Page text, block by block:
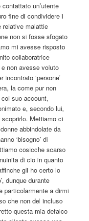
un’utente
fine di condividere i
relative malattie
non si fosse sfogato
mi avesse risposto
collaboratrice
non avesse voluto
‘persone’
la come pur non
suo account,
e, secondo lui,
scoprirlo. Mettiamo ci
abbindolate da
‘bisogno’ di
cosicche scarso
di cio in quanto
gli ho certo lo
dunque durante
particolarmente a dirmi
che non del incluso
questa mia defalco